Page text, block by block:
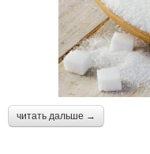
читать дальше →